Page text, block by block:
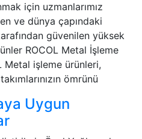
için uzmanlarımız
ve dünya çapındaki
güvenilen yüksek
ROCOL Metal İşleme
Metal işleme ürünleri,
ömrünü
Uygun